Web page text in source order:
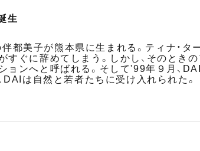
生
美子が熊本県に生まれる。ティナ・タ
すぐに辞めてしまう。しかし、そのと
ョンへと呼ばれる。そして'99年９月、
は自然と若者たちに受け入れられた。